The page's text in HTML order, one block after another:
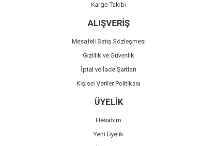
Gönder
Kargo Takibi
ALIŞVERİŞ
Mesafeli Satış Sözleşmesi
Gizlilik ve Güvenlik
İptal ve İade Şartları
Kişisel Veriler Politikası
ÜYELİK
Hesabım
Yeni Üyelik